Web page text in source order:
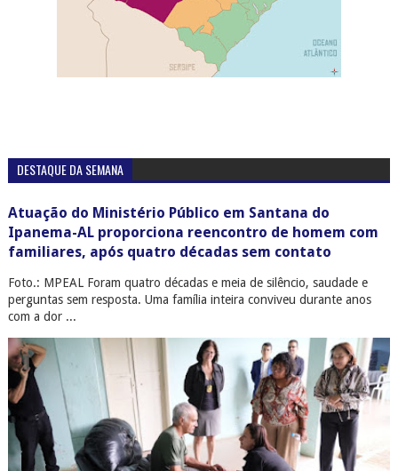
DESTAQUE DA SEMANA
Atuação do Ministério Público em Santana do
Ipanema-AL proporciona reencontro de homem com
familiares, após quatro décadas sem contato
Foto.: MPEAL Foram quatro décadas e meia de silêncio, saudade e
perguntas sem resposta. Uma família inteira conviveu durante anos
com a dor ...